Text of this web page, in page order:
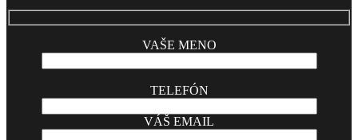
VAŠE MENO
TELEFÓN
VÁŠ EMAIL